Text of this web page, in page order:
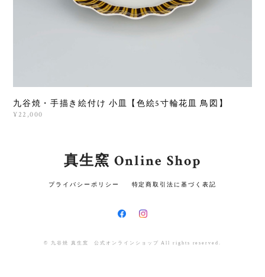
九谷焼・手描き絵付け 小皿【色絵5寸輪花皿 鳥図】
¥22,000
真生窯 Online Shop
プライバシーポリシー 特定商取引法に基づく表記
© 九谷焼 真生窯 公式オンラインショップ All rights reserved.